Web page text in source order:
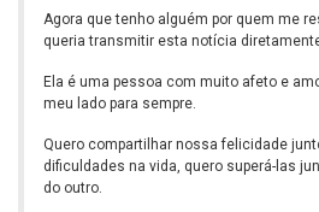
Agora que tenho alguém por quem me
queria transmitir esta notícia
Ela é uma pessoa com muito afeto e
meu lado para sempre.
Quero compartilhar nossa felicidade
dificuldades na vida, quero superá-las
do outro.